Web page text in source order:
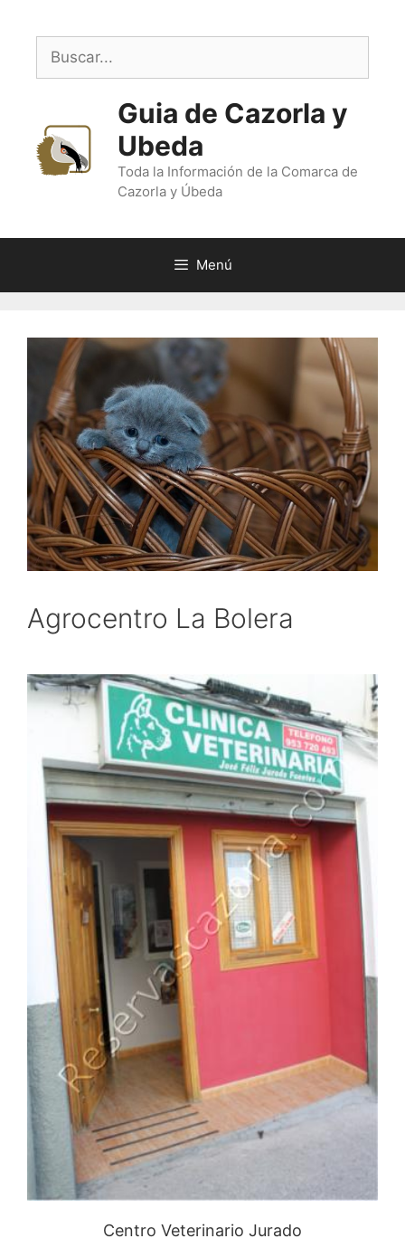
contenido
Buscar:
Guia de Cazorla y
Ubeda
Toda la Información de la Comarca de
Cazorla y Úbeda
Menú
Agrocentro La Bolera
Centro Veterinario Jurado